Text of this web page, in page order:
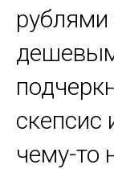
скепсис
чему-то